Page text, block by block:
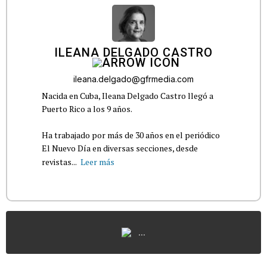
ILEANA DELGADO CASTRO
ileana.delgado@gfrmedia.com
Nacida en Cuba, Ileana Delgado Castro llegó a
Puerto Rico a los 9 años.
Ha trabajado por más de 30 años en el periódico
El Nuevo Día en diversas secciones, desde
revistas... Leer más
...